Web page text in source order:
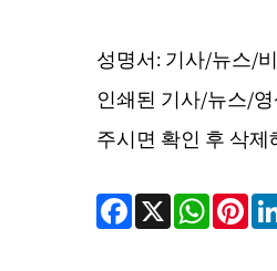
성명서: 기사/뉴스/
인쇄된 기사/뉴스/
주시면 확인 후 삭
Facebook
X WhatsApp